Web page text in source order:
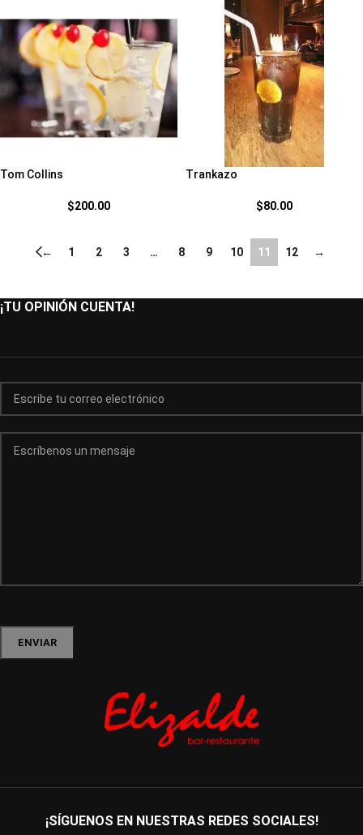
Tom Collins
$200.00
Trankazo
$80.00
← 1 2 3 … 8 9 10 11 12 →
¡TU OPINIÓN CUENTA!
¡SÍGUENOS EN NUESTRAS REDES SOCIALES!